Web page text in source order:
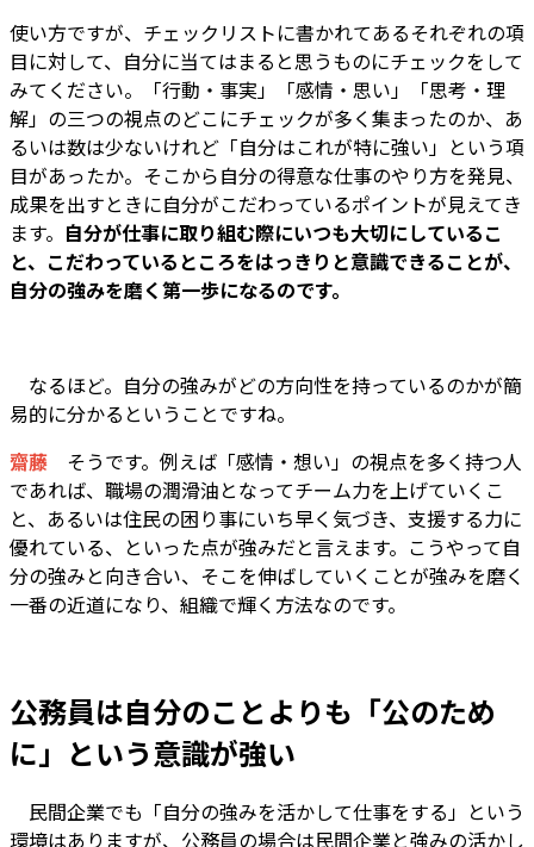
使い方ですが、チェックリストに書かれてあるそれぞれの項
目に対して、自分に当てはまると思うものにチェックをして
みてください。「行動・事実」「感情・思い」「思考・理
解」の三つの視点のどこにチェックが多く集まったのか、あ
るいは数は少ないけれど「自分はこれが特に強い」という項
目があったか。そこから自分の得意な仕事のやり方を発見、
成果を出すときに自分がこだわっているポイントが見えてき
ます。 自分が仕事に取り組む際にいつも大切にしているこ
と、こだわっているところをはっきりと意識できることが、
自分の強みを磨く第一歩になるのです。
なるほど。自分の強みがどの方向性を持っているのかが簡
易的に分かるということですね。
齋藤 そうです。例えば「感情・想い」の視点を多く持つ人
であれば、職場の潤滑油となってチーム力を上げていくこ
と、あるいは住民の困り事にいち早く気づき、支援する力に
優れている、といった点が強みだと言えます。こうやって自
分の強みと向き合い、そこを伸ばしていくことが強みを磨く
一番の近道になり、組織で輝く方法なのです。
公務員は自分のことよりも「公のため
に」という意識が強い
民間企業でも「自分の強みを活かして仕事をする」という
環境はありますが、公務員の場合は民間企業と強みの活かし